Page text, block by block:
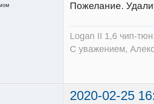
Пожелание.
Logan II 1,6 чип-
С уважением,
2020-02-25